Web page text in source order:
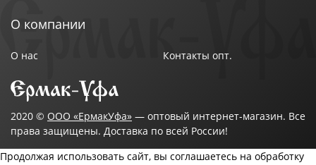
О компании
О нас Контакты опт.
2020 © ООО «ЕрмакУфа» — оптовый интернет-магазин. Все
права защищены. Доставка по всей России!
Продолжая использовать сайт, вы соглашаетесь на обработку